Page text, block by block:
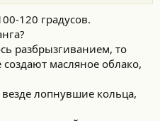
120 градусов.
разбрызгиванием, то
масляное облако,
лопнувшие кольца,